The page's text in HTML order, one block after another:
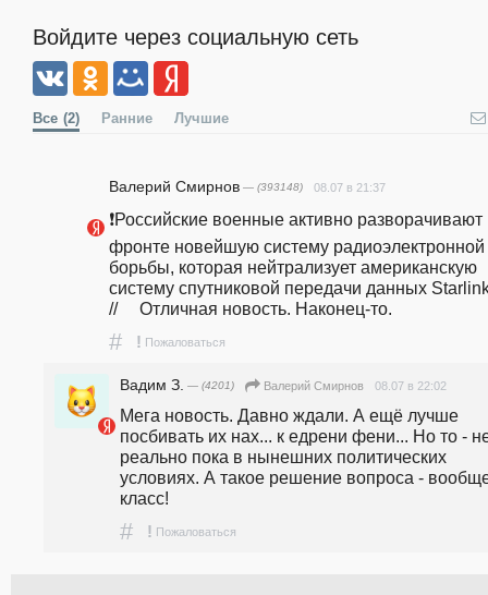
Войдите через социальную сеть
Все (2) Ранние Лучшие
Валерий Смирнов — (393148) 08.07 в 21:37
❗️Российские военные активно разворачивают
фронте новейшую систему радиоэлектронной
борьбы, которая нейтрализует американскую
систему спутниковой передачи данных
//     Отличная новость. Наконец-то.
# ! Пожаловаться
Вадим З. — (4201) Валерий Смирнов 08.07 в 22:02
Мега новость. Давно ждали. А ещё лучше
посбивать их нах... к едрени фени... Но то -
реально пока в нынешних политических
условиях. А такое решение вопроса -
класс!
# ! Пожаловаться